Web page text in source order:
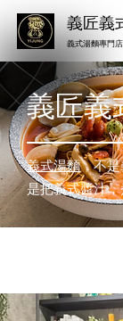
義匠義
​義式湯麵專門店
義匠義
義式湯麵，不
是把義式醬汁